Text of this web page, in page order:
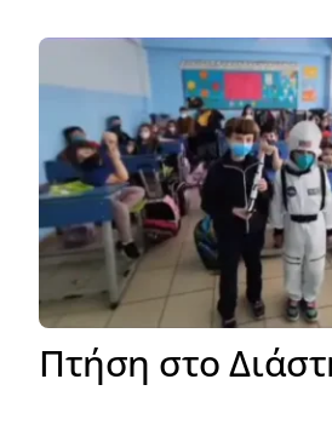
Πτήση στο